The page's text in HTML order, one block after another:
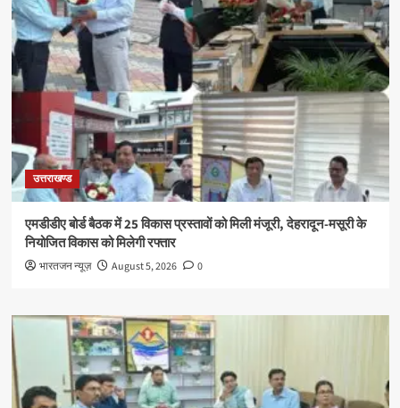
उत्तराखण्ड
एमडीडीए बोर्ड बैठक में 25 विकास प्रस्तावों को मिली मंजूरी, देहरादून-मसूरी के
नियोजित विकास को मिलेगी रफ्तार
भारतजन न्यूज़ August 5, 2026 0